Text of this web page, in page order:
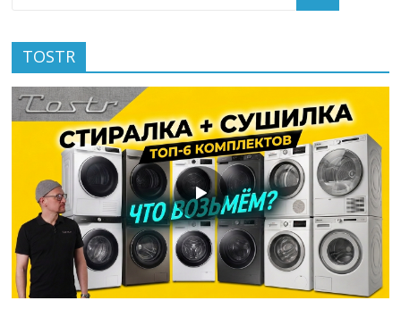
TOSTR